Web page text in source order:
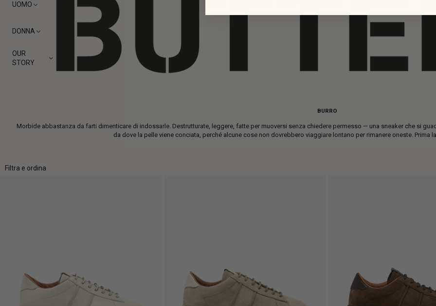
UOMO
DONNA
OUR
STORY
BURRO
Morbide abbastanza da farti dimenticare di indossarle. Destrutturate, leggere, fatte per muoversi senza chiedere permesso — una sneaker che si
da dove la pelle viene conciata, perché alcune cose non dovrebbero viaggiare lontano per rimanere oneste. Prima
Filtra e ordina